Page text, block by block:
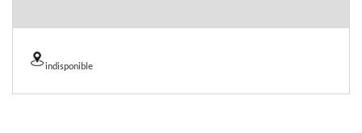
indisponible